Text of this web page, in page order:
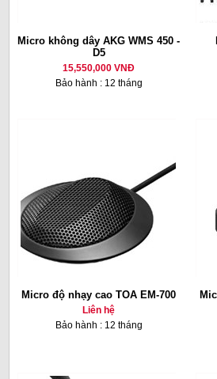
Micro không dây AKG WMS 450 -
D5
15,550,000 VNĐ
Bảo hành : 12 tháng
Micro độ nhạy cao TOA EM-700
Liên hệ
Bảo hành : 12 tháng